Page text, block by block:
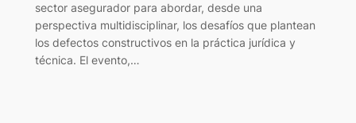
sector asegurador para abordar, desde una
perspectiva multidisciplinar, los desafíos que plantean
los defectos constructivos en la práctica jurídica y
técnica. El evento,…